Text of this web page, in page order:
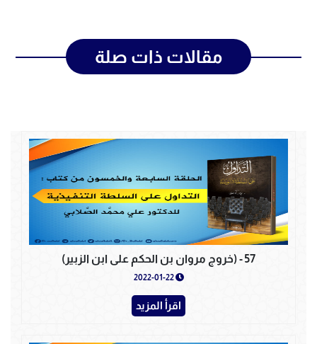
مقالات ذات صلة
57 - (خروج مروان بن الحكم على ابن الزبير)
2022-01-22
اقرأ المزيد